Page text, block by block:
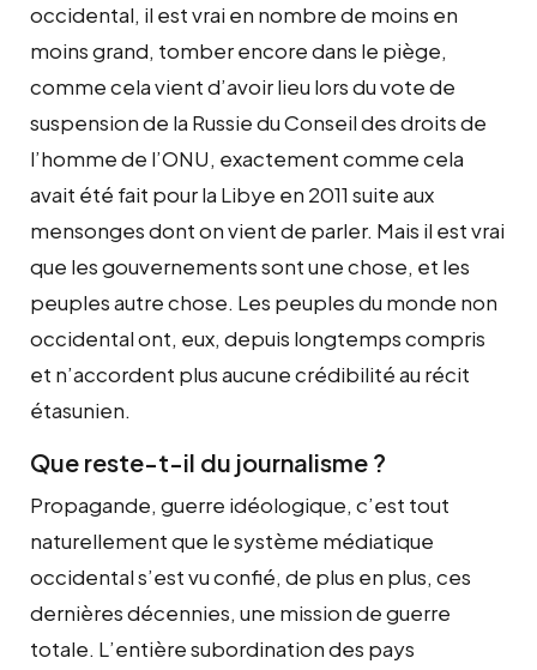
occidental, il est vrai en nombre de moins en
moins grand, tomber encore dans le piège,
comme cela vient d’avoir lieu lors du vote de
suspension de la Russie du Conseil des droits de
l’homme de l’ONU, exactement comme cela
avait été fait pour la Libye en 2011 suite aux
mensonges dont on vient de parler. Mais il est vrai
que les gouvernements sont une chose, et les
peuples autre chose. Les peuples du monde non
occidental ont, eux, depuis longtemps compris
et n’accordent plus aucune crédibilité au récit
étasunien.
Que reste-t-il du journalisme ?
Propagande, guerre idéologique, c’est tout
naturellement que le système médiatique
occidental s’est vu confié, de plus en plus, ces
dernières décennies, une mission de guerre
totale. L’entière subordination des pays